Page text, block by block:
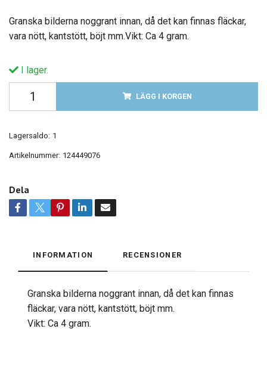
Granska bilderna noggrant innan, då det kan finnas fläckar,
vara nött, kantstött, böjt mm.Vikt: Ca 4 gram.
I lager.
LÄGG I KORGEN
Lagersaldo: 1
Artikelnummer: 124449076
Dela
INFORMATION RECENSIONER
Granska bilderna noggrant innan, då det kan finnas
fläckar, vara nött, kantstött, böjt mm.
Vikt: Ca 4 gram.